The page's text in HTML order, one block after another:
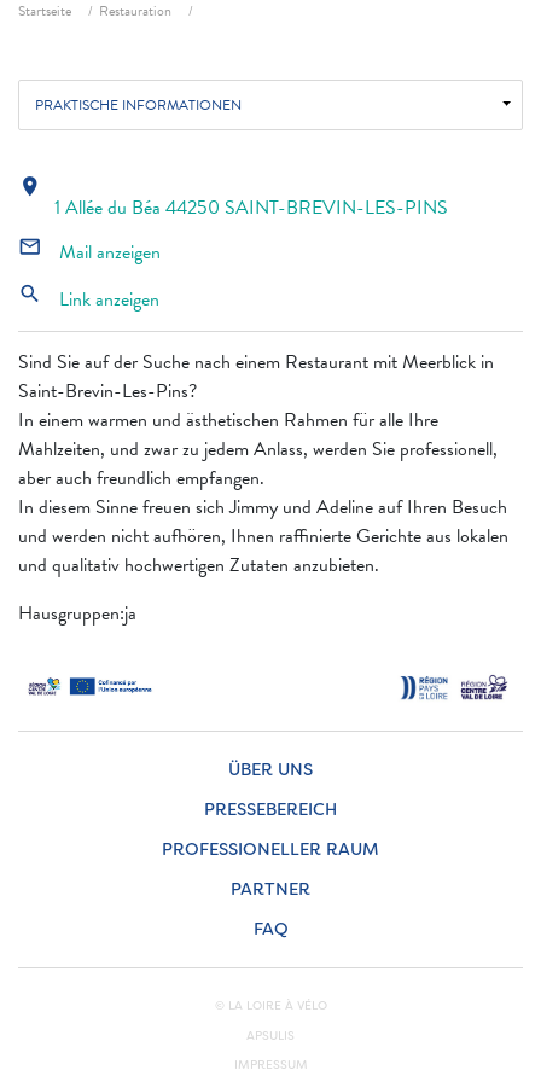
Startseite Restauration
PRAKTISCHE INFORMATIONEN
Sind Sie auf der Suche nach einem Restaurant mit Meerblick in
Saint-Brevin-Les-Pins?
In einem warmen und ästhetischen Rahmen für alle Ihre
Mahlzeiten, und zwar zu jedem Anlass, werden Sie professionell,
aber auch freundlich empfangen.
In diesem Sinne freuen sich Jimmy und Adeline auf Ihren Besuch
und werden nicht aufhören, Ihnen raffinierte Gerichte aus lokalen
und qualitativ hochwertigen Zutaten anzubieten.
Hausgruppen:ja
location_on
1 Allée du Béa 44250 SAINT-BREVIN-LES-PINS
mail_outline Mail anzeigen
search Link anzeigen
ÜBER UNS
PRESSEBEREICH
PROFESSIONELLER RAUM
PARTNER
FAQ
© LA LOIRE À VÉLO
APSULIS
IMPRESSUM